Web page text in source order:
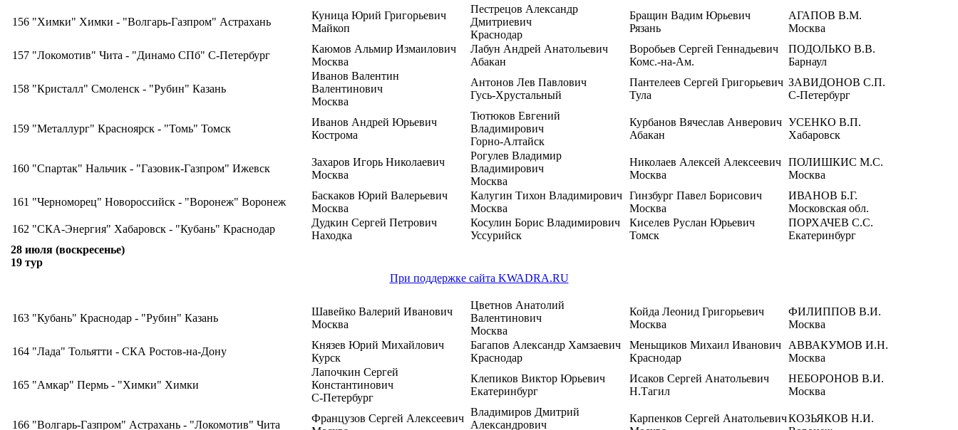
156 "Химки" Химки - "Волгарь-Газпром" Астрахань
Куница Юрий Григорьевич
Майкоп
Пестрецов Александр
Дмитриевич
Краснодар
Бращин Вадим Юрьевич
Рязань
АГАПОВ В.М.
Москва
157 "Локомотив" Чита - "Динамо СПб" С-Петербург
Каюмов Альмир Измаилович
Москва
Лабун Андрей Анатольевич
Абакан
Воробьев Сергей Геннадьевич
Комс.-на-Ам.
ПОДОЛЬКО В.В.
Барнаул
158 "Кристалл" Смоленск - "Рубин" Казань
Иванов Валентин
Валентинович
Москва
Антонов Лев Павлович
Гусь-Хрустальный
Пантелеев Сергей Григорьевич
Тула
ЗАВИДОНОВ С.П.
С-Петербург
159 "Металлург" Красноярск - "Томь" Томск
Иванов Андрей Юрьевич
Кострома
Тютюков Евгений
Владимирович
Горно-Алтайск
Курбанов Вячеслав Анверович
Абакан
УСЕНКО В.П.
Хабаровск
160 "Спартак" Нальчик - "Газовик-Газпром" Ижевск
Захаров Игорь Николаевич
Москва
Рогулев Владимир
Владимирович
Москва
Николаев Алексей Алексеевич
Москва
ПОЛИШКИС М.С.
Москва
161 "Черноморец" Новороссийск - "Воронеж" Воронеж
Баскаков Юрий Валерьевич
Москва
Калугин Тихон Владимирович
Москва
Гинзбург Павел Борисович
Москва
ИВАНОВ Б.Г.
Московская обл.
162 "СКА-Энергия" Хабаровск - "Кубань" Краснодар
Дудкин Сергей Петрович
Находка
Косулин Борис Владимирович
Уссурийск
Киселев Руслан Юрьевич
Томск
ПОРХАЧЕВ С.С.
Екатеринбург
28 июля (воскресенье)
19 тур
При поддержке сайта KWADRA.RU
163 "Кубань" Краснодар - "Рубин" Казань
Шавейко Валерий Иванович
Москва
Цветнов Анатолий
Валентинович
Москва
Койда Леонид Григорьевич
Москва
ФИЛИППОВ В.И.
Москва
164 "Лада" Тольятти - СКА Ростов-на-Дону
Князев Юрий Михайлович
Курск
Багапов Александр Хамзаевич
Краснодар
Меньщиков Михаил Иванович
Краснодар
АВВАКУМОВ И.Н.
Москва
165 "Амкар" Пермь - "Химки" Химки
Лапочкин Сергей
Константинович
С-Петербург
Клепиков Виктор Юрьевич
Екатеринбург
Исаков Сергей Анатольевич
Н.Тагил
НЕБОРОНОВ В.И.
Москва
166 "Волгарь-Газпром" Астрахань - "Локомотив" Чита
Французов Сергей Алексеевич
Владимиров Дмитрий
Александрович
Карпенков Сергей АнатольевичКОЗЬЯКОВ Н.И.